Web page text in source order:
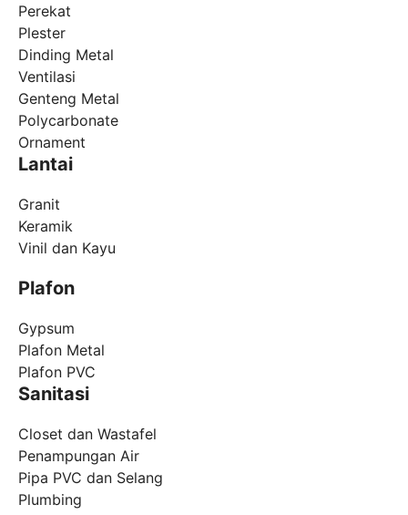
Perekat
Plester
Dinding Metal
Ventilasi
Genteng Metal
Polycarbonate
Ornament
Lantai
Granit
Keramik
Vinil dan Kayu
Plafon
Gypsum
Plafon Metal
Plafon PVC
Sanitasi
Closet dan Wastafel
Penampungan Air
Pipa PVC dan Selang
Plumbing